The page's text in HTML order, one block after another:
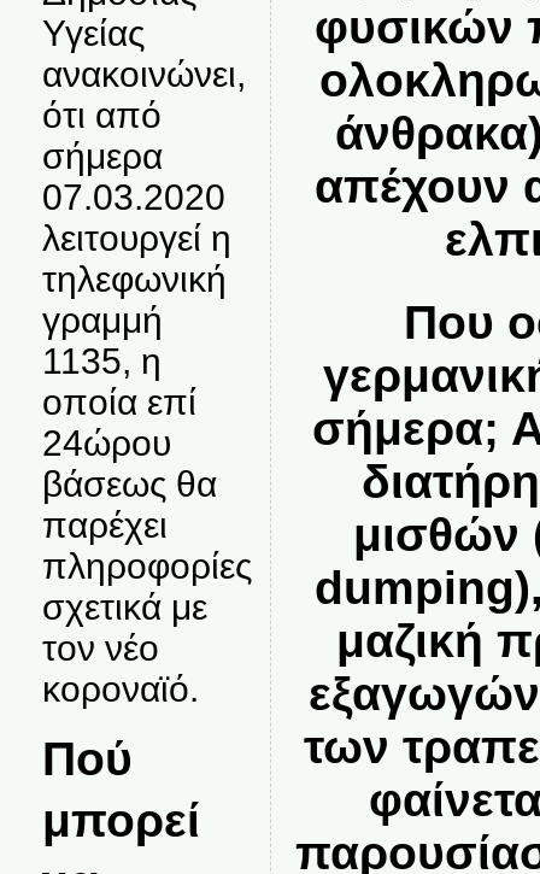
Υγείας
ανακοινώνει,
ότι από
σήμερα
07.03.2020
λειτουργεί η
τηλεφωνική
γραμμή
1135, η
οποία επί
24ώρου
βάσεως θα
παρέχει
πληροφορίες
σχετικά με
τον νέο
κοροναϊό.
Πού
μπορεί
φυσικών
απέχουν
Που
σήμερα;
μισθών
μαζική
των